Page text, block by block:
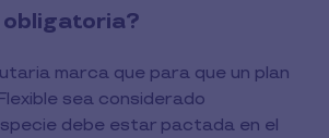
obligatoria?
marca que para que un plan
sea considerado
debe estar pactada en el